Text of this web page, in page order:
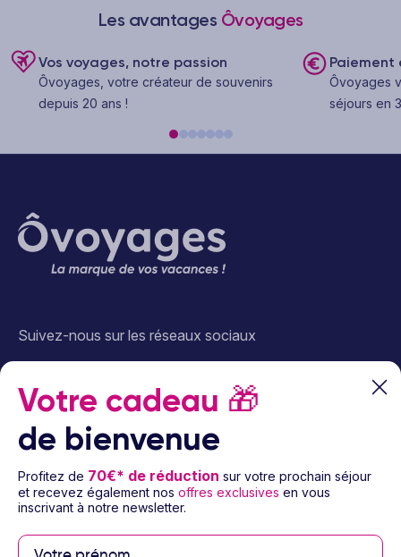
Les avantages Ôvoyages
Vos voyages, notre passion
Ôvoyages, votre créateur de souvenirs
depuis 20 ans !
Paiement
Ôvoyages
séjours en
Suivez-nous sur les réseaux sociaux
À propos d’Ôvoyages
Besoin d’aide
Votre cadeau 🎁
de bienvenue
Profitez de 70€* de réduction sur votre prochain séjour
et recevez également nos offres exclusives en vous
inscrivant à notre newsletter.